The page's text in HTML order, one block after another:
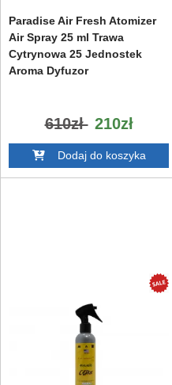
Paradise Air Fresh Atomizer
Air Spray 25 ml Trawa
Cytrynowa 25 Jednostek
Aroma Dyfuzor
610zł 210zł
Dodaj do koszyka